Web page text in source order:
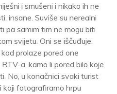
i smušeni i nikako ih ne
insane. Suviše su nerealni
pa samim tim ne mogu biti
svijetu. Oni se iščuđuje,
prolaze pored one
a, kamo li pored bilo koje
No, u konačnici svaki turist
koji fotografiramo hrpu